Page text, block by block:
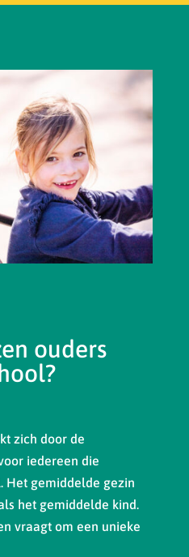
ouders
zich door de
iedereen die
Het gemiddelde gezin
het gemiddelde kind.
vraagt om een unieke